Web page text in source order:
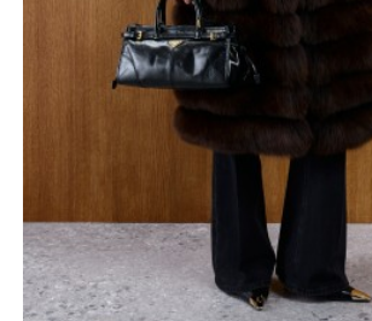
Фактура меха подчёркнута
объёмом, благодаря чему шуба
но в то же время тёплой и надёжной.
отлично подойдёт для женщин,
изысканность, качество и утончённый
Производство Россия гарантирует
и высокие стандарты пошива, а
обеспечивает долговечность и
вид на протяжении многих сезонов.
*описание несет информационный